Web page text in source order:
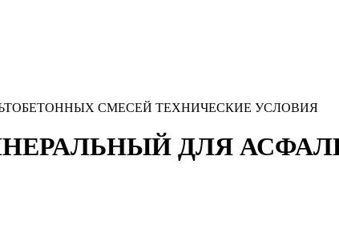
СМЕСЕЙ ТЕХНИЧЕСКИЕ УСЛОВИЯ
ДЛЯ